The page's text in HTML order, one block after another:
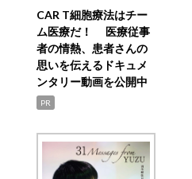
CAR T細胞療法はチー
ム医療だ！ 医療従事
者の情熱、患者さんの
思いを伝えるドキュメ
ンタリー動画を公開中
PR